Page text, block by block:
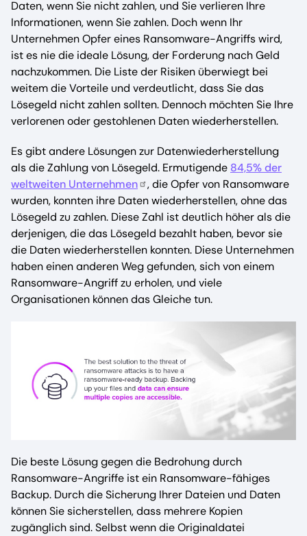
Daten, wenn Sie nicht zahlen, und Sie verlieren Ihre
Informationen, wenn Sie zahlen. Doch wenn Ihr
Unternehmen Opfer eines Ransomware-Angriffs wird,
ist es nie die ideale Lösung, der Forderung nach Geld
nachzukommen. Die Liste der Risiken überwiegt bei
weitem die Vorteile und verdeutlicht, dass Sie das
Lösegeld nicht zahlen sollten. Dennoch möchten Sie Ihre
verlorenen oder gestohlenen Daten wiederherstellen.
Es gibt andere Lösungen zur Datenwiederherstellung
als die Zahlung von Lösegeld. Ermutigende 84,5% der
weltweiten Unternehmen
, die Opfer von Ransomware
wurden, konnten ihre Daten wiederherstellen, ohne das
Lösegeld zu zahlen. Diese Zahl ist deutlich höher als die
derjenigen, die das Lösegeld bezahlt haben, bevor sie
die Daten wiederherstellen konnten. Diese Unternehmen
haben einen anderen Weg gefunden, sich von einem
Ransomware-Angriff zu erholen, und viele
Organisationen können das Gleiche tun.
Die beste Lösung gegen die Bedrohung durch
Ransomware-Angriffe ist ein Ransomware-fähiges
Backup. Durch die Sicherung Ihrer Dateien und Daten
können Sie sicherstellen, dass mehrere Kopien
zugänglich sind. Selbst wenn die Originaldatei